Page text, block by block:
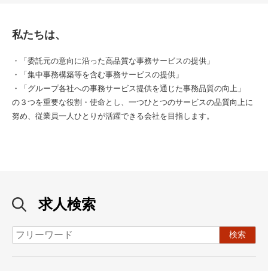
私たちは、
・「委託元の意向に沿った高品質な事務サービスの提供」
・「集中事務構築等を含む事務サービスの提供」
・「グループ各社への事務サービス提供を通じた事務品質の向上」
の３つを重要な役割・使命とし、一つひとつのサービスの品質向上に
努め、従業員一人ひとりが活躍できる会社を目指します。
求人検索